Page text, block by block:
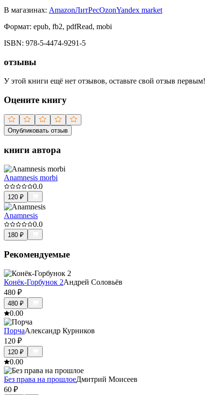
В магазинах: AmazonЛитРесOzonYandex market
Формат: epub, fb2, pdfRead, mobi
ISBN: 978-5-4474-9291-5
отзывы
У этой книги ещё нет отзывов, оставьте свой отзыв первым!
Оцените книгу
Опубликовать отзыв
книги автора
Anamnesis morbi
0.0
120 ₽
Anamnesis
0.0
180 ₽
Рекомендуемые
Конёк-Горбунок 2Андрей Соловьёв
480 ₽
480 ₽
0.00
ПорчаАлександр Курников
120 ₽
120 ₽
0.00
Без права на прошлоеДмитрий Моисеев
60 ₽